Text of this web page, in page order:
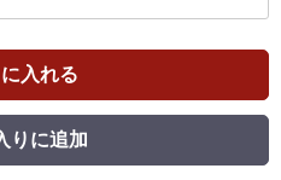
入れる
りに追加